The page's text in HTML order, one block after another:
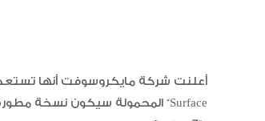
أعلنت شركة مايكروسوفت أنها تستعد